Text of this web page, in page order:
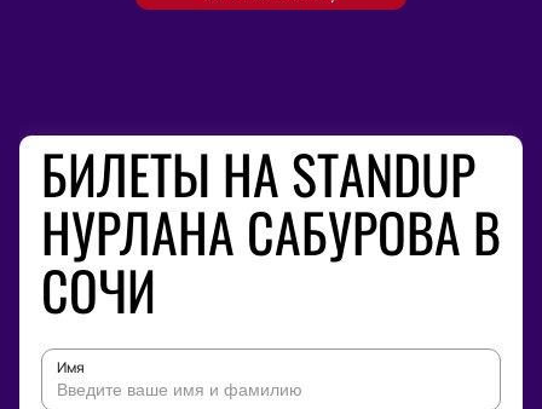
БИЛЕТЫ НА STANDUP
НУРЛАНА САБУРОВА В
СОЧИ
Имя